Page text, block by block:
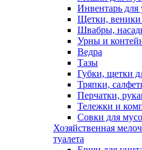
Инвентарь для
Щетки,
Швабры,
Урны и
Ведра
Тазы
Губки, щетки
Тряпки,
Перчатки,
Тележки и
Совки для
Хозяйственная
туалета